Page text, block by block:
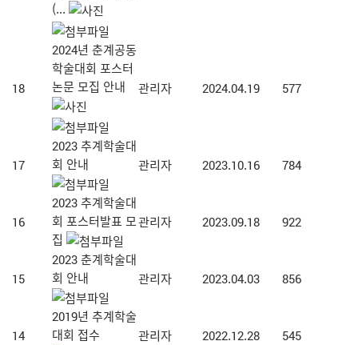
(...
18
2024년 춘계공동
학술대회 포스터
논문 모집 안내
관리자 2024.04.19 577
17
2023 추계학술대
회 안내
관리자 2023.10.16 784
16
2023 추계학술대
회 포스터발표 모
집
관리자 2023.09.18 922
15
2023 춘계학술대
회 안내
관리자 2023.04.03 856
14
2019년 추계학술
대회 접수
관리자 2022.12.28 545